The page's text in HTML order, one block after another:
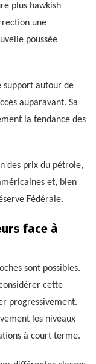
plus hawkish
une
poussée
support autour de
auparavant. Sa
la tendance des
des prix du pétrole,
et, bien
Fédérale.
face à
sont possibles.
cette
progressivement.
les niveaux
à court terme.